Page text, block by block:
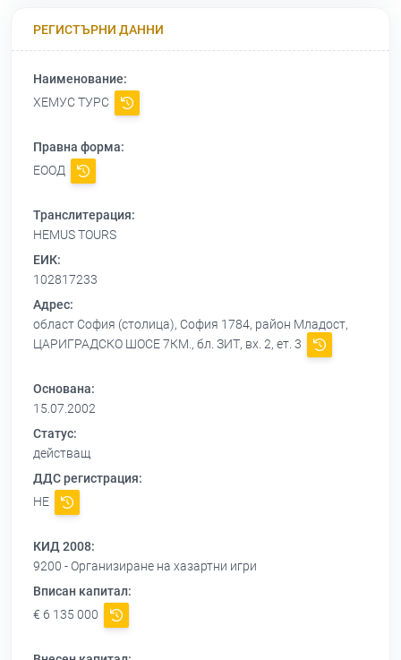
РЕГИСТЪРНИ ДАННИ
Наименование:
ХЕМУС ТУРС
Правна форма:
ЕООД
Транслитерация:
HEMUS TOURS
ЕИК:
102817233
Адрес:
област София (столица), София 1784, район Младост,
ЦАРИГРАДСКО ШОСЕ 7КМ., бл. ЗИТ, вх. 2, ет. 3
Основана:
15.07.2002
Статус:
действащ
ДДС регистрация:
НЕ
КИД 2008:
9200 - Организиране на хазартни игри
Вписан капитал:
€ 6 135 000